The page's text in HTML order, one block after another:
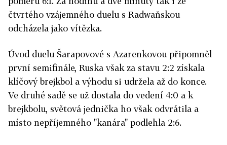
čtvrtého vzájemného duelu s Radwaňskou
odcházela jako vítězka.
Úvod duelu Šarapovové s Azarenkovou připomněl
první semifinále, Ruska však za stavu 2:2 získala
klíčový brejkbol a výhodu si udržela až do konce.
Ve druhé sadě se už dostala do vedení 4:0 a k
brejkbolu, světová jednička ho však odvrátila a
místo nepříjemného "kanára" podlehla 2:6.